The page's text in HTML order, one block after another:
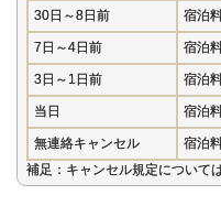
30日～8日前
宿泊
7日～4日前 宿泊
3日～1日前 宿泊
当日 宿泊
無連絡キャンセル
宿泊
補足：キャンセル規定について